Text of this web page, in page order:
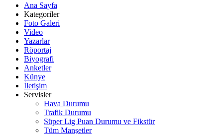
Ana Sayfa
Kategoriler
Foto Galeri
Video
Yazarlar
Röportaj
Biyografi
Anketler
Künye
İletişim
Servisler
Hava Durumu
Trafik Durumu
Süper Lig Puan Durumu ve Fikstür
Tüm Manşetler